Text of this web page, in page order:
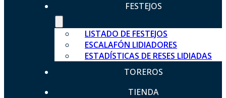
FESTEJOS
LISTADO DE FESTEJOS
ESCALAFÓN LIDIADORES
ESTADÍSTICAS DE RESES LIDIADAS
TOREROS
TIENDA